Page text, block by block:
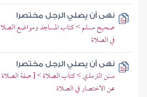
نهى أن يصلي الرجل مختصرا
صحيح مسلم > كتاب المساجد ومواضع
في الصلاة
نهى أن يصلي الرجل مختصرا
سنن الترمذي > كتاب الصلاة > [ صفة
عن الاختصار في الصلاة